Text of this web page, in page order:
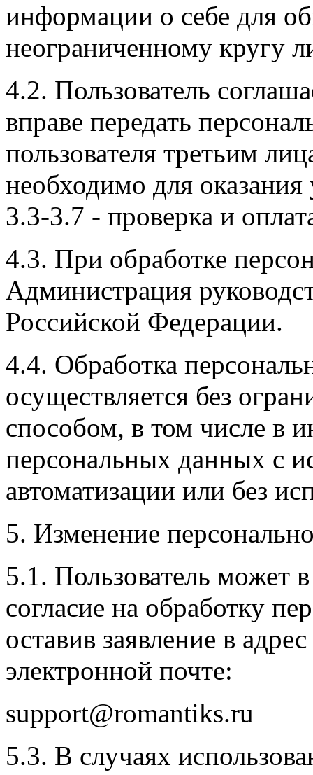
информации о себе для
неограниченному кругу
4.2. Пользователь
вправе передать
пользователя третьим
необходимо для
3.3-3.7 - проверка и
4.3. При обработке
Администрация
Российской Федерации.
4.4. Обработка
осуществляется без
способом, в том числе в
персональных данных с
автоматизации или без
5. Изменение
5.1. Пользователь может
согласие на обработку
оставив заявление в
электронной почте:
support@romantiks.ru
5.3. В случаях